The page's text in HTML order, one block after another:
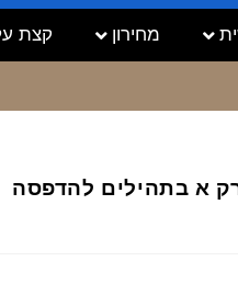
מחירון קצת
פרק א בתהילים להדפסה